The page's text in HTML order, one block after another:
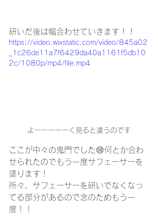
研いだ後は幅合わせていきます！！
https://video.wixstatic.com/video/845a02
_1c26de11a7f6429da40a1161f5db10
2c/1080p/mp4/file.mp4
よーーーーーく見ると違うのです
ここが中々の鬼門でした😢何とか合わ
せられたのでもう一度サフェーサーを
塗ります！
所々、サフェーサーを研いでなくなっ
てる部分があるので念のためもう一
度！！